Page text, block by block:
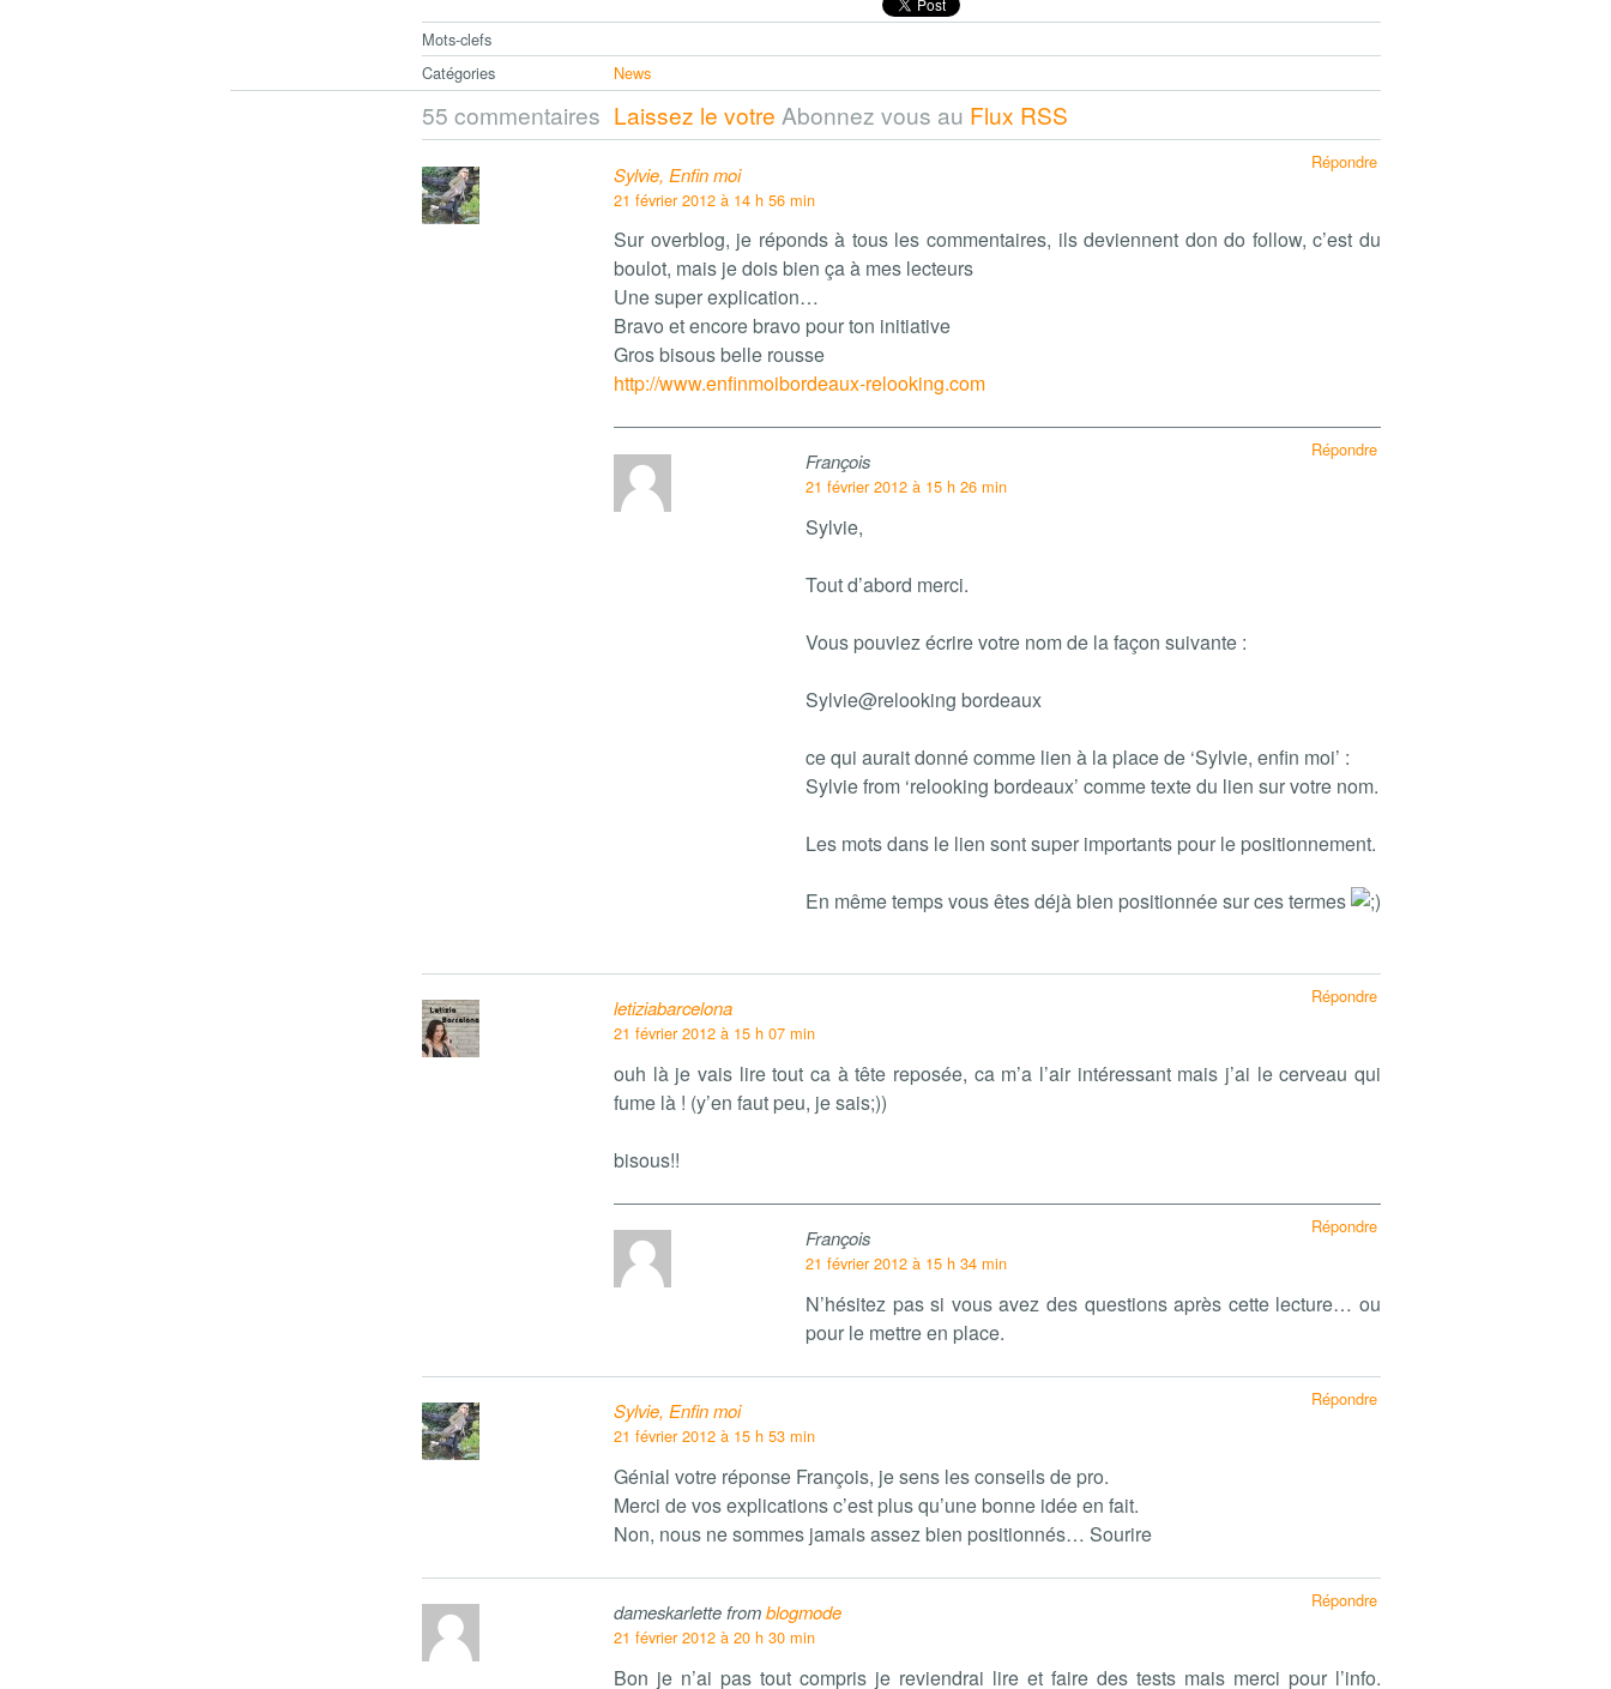
Mots-clefs
Catégories
News
55 commentaires Laissez le votre Abonnez vous au Flux RSS
Sylvie, Enfin moi
21 février 2012 à 14 h 56 min
Sur overblog, je réponds à tous les commentaires, ils deviennent don do follow, c’est du
boulot, mais je dois bien ça à mes lecteurs
Une super explication…
Bravo et encore bravo pour ton initiative
Gros bisous belle rousse
http://www.enfinmoibordeaux-relooking.com
Répondre
François
21 février 2012 à 15 h 26 min
Sylvie,
Tout d’abord merci.
Vous pouviez écrire votre nom de la façon suivante :
Sylvie@relooking bordeaux
ce qui aurait donné comme lien à la place de ‘Sylvie, enfin moi’ :
Sylvie from ‘relooking bordeaux’ comme texte du lien sur votre nom.
Les mots dans le lien sont super importants pour le positionnement.
En même temps vous êtes déjà bien positionnée sur ces termes
Répondre
letiziabarcelona
21 février 2012 à 15 h 07 min
ouh là je vais lire tout ca à tête reposée, ca m’a l’air intéressant mais j’ai le cerveau qui
fume là ! (y’en faut peu, je sais;))
bisous!!
Répondre
François
21 février 2012 à 15 h 34 min
N’hésitez pas si vous avez des questions après cette lecture… ou
pour le mettre en place.
Répondre
Sylvie, Enfin moi
21 février 2012 à 15 h 53 min
Génial votre réponse François, je sens les conseils de pro.
Merci de vos explications c’est plus qu’une bonne idée en fait.
Non, nous ne sommes jamais assez bien positionnés… Sourire
Répondre
dameskarlette fromblogmode
21 février 2012 à 20 h 30 min
Bon je n’ai pas tout compris je reviendrai lire et faire des tests mais merci pour l’info.
Répondre